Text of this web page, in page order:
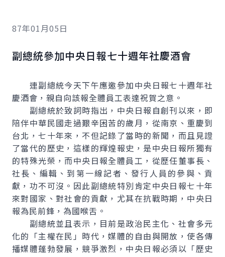
87年01月05日
副總統參加中央日報七十週年社慶酒會
連副總統今天下午應邀參加中央日報七十週年社
慶酒會，親自向該報全體員工表達祝賀之意。
副總統於致詞時指出，中央日報自創刊以來，即
陪伴中華民國走過艱辛困苦的歲月，從南京、重慶到
台北，七十年來，不但記錄了當時的新聞，而且見證
了當代的歷史，這樣的輝煌報史，是中央日報所獨有
的特殊光榮，而中央日報全體員工，從歷任董事長、
社長、編輯、到第一線記者、發行人員的參與、貢
獻，功不可沒。因此副總統特別肯定中央日報七十年
來對國家、對社會的貢獻，尤其在抗戰時期，中央日
報為民前鋒，為國喉舌。
副總統並且表示，目前是政治民主化、社會多元
化的「主權在民」時代，媒體的自由與開放，使各傳
播媒體蓬勃發展，競爭激烈，中央日報必須以「歷史